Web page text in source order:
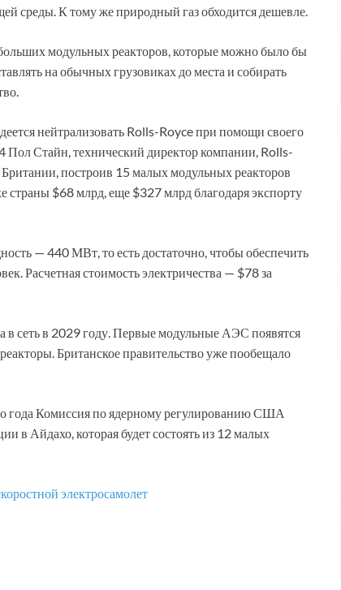
среды. К тому же природный газ обходится дешевле.
модульных реакторов, которые можно было бы
на обычных грузовиках до места и собирать
нейтрализовать Rolls-Royce при помощи своего
Стайн, технический директор компании, Rolls-
построив 15 малых модульных реакторов
$68 млрд, еще $327 млрд благодаря экспорту
— 440 МВт, то есть достаточно, чтобы обеспечить
Расчетная стоимость электричества — $78 за
в сеть в 2029 году. Первые модульные АЭС появятся
Британское правительство уже пообещало
года Комиссия по ядерному регулированию США
в Айдахо, которая будет состоять из 12 малых
электросамолет